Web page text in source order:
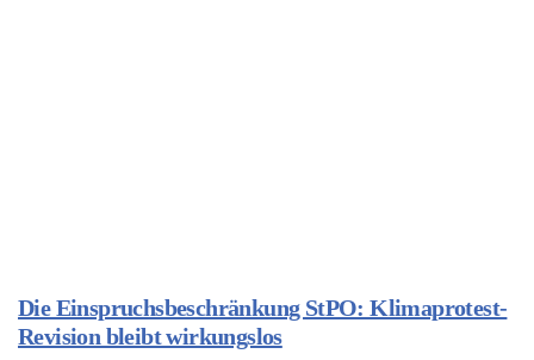
Die Einspruchsbeschränkung StPO: Klimaprotest-
Revision bleibt wirkungslos